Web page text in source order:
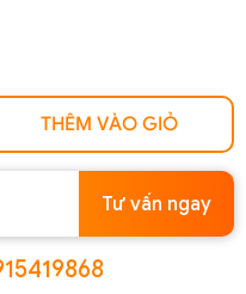
THÊM VÀO GIỎ
Tư vấn ngay